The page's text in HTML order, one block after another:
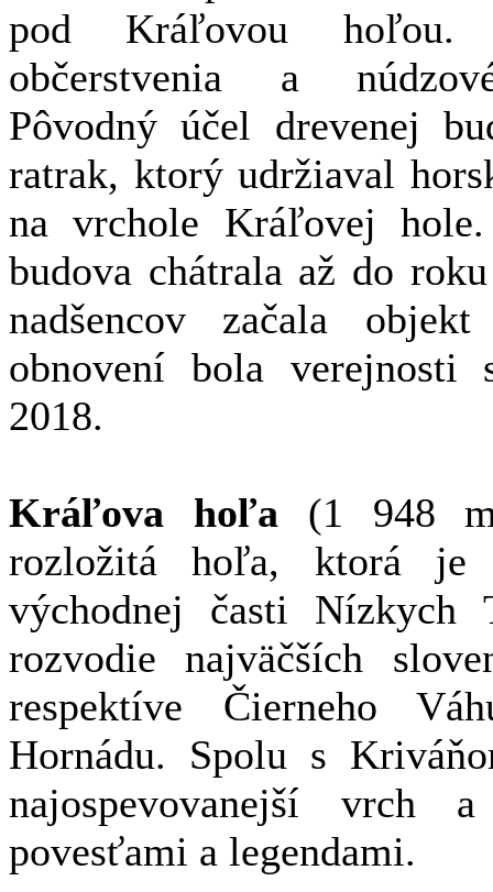
pod Kráľovou hoľou.
občerstvenia a
Pôvodný účel drevenej
ratrak, ktorý udržiaval
na vrchole Kráľovej
budova chátrala až do
nadšencov začala
obnovení bola verejnosti
2018.
Kráľova hoľa(1 948
rozložitá hoľa, ktorá je
východnej časti Nízkych
rozvodie najväčších
respektíve Čierneho
Hornádu. Spolu s
najospevovanejší vrch
povesťami a legendami.